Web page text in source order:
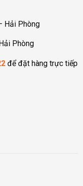
Hải Phòng
Phòng
để đặt hàng trực tiếp